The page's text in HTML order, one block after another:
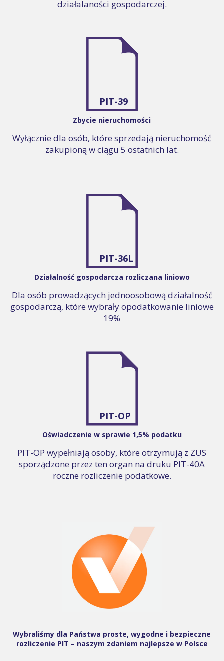
działalaności gospodarczej.
PIT-39
Zbycie nieruchomości
Wyłącznie dla osób, które sprzedają nieruchomość
zakupioną w ciągu 5 ostatnich lat.
PIT-36L
Działalność gospodarcza rozliczana liniowo
Dla osób prowadzących jednoosobową działalność
gospodarczą, które wybrały opodatkowanie liniowe
19%
PIT-OP
Oświadczenie w sprawie 1,5% podatku
PIT-OP wypełniają osoby, które otrzymują z ZUS
sporządzone przez ten organ na druku PIT-40A
roczne rozliczenie podatkowe.
Wybraliśmy dla Państwa proste, wygodne i bezpieczne
rozliczenie PIT – naszym zdaniem najlepsze w Polsce